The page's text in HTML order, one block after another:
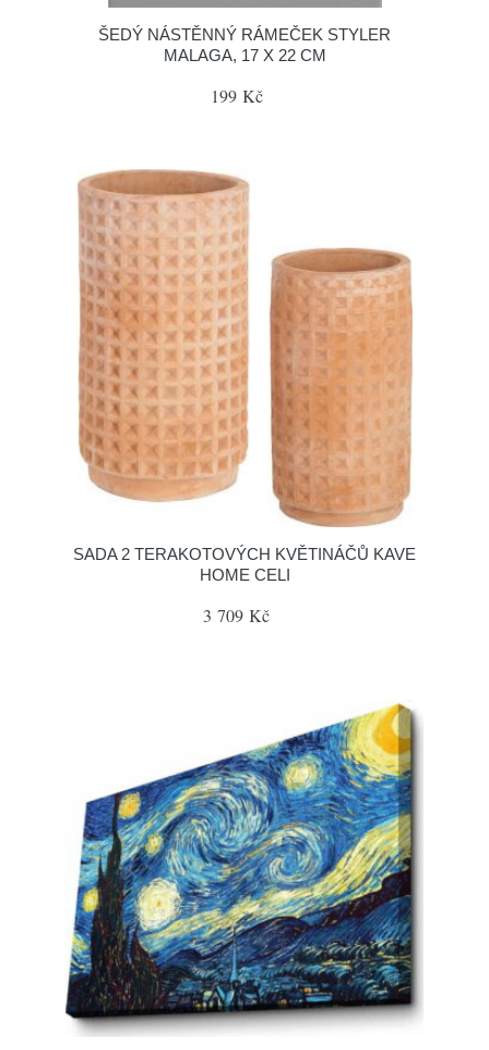
ŠEDÝ NÁSTĚNNÝ RÁMEČEK STYLER
MALAGA, 17 X 22 CM
199 Kč
SADA 2 TERAKOTOVÝCH KVĚTINÁČŮ KAVE
HOME CELI
3 709 Kč